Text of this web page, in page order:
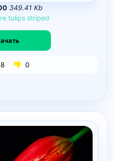
349.41 Kb
tulips striped
0